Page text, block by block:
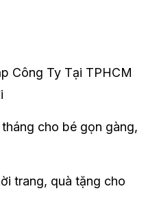
Công Ty Tại TPHCM
cho bé gọn gàng,
trang, quà tặng cho